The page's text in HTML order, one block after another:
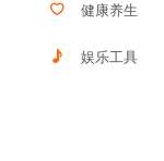
健康养生
娱乐工具